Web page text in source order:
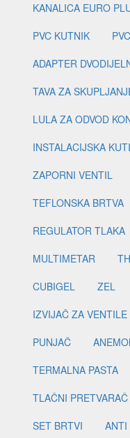
KANALICA EURO
PVC KUTNIK
ADAPTER
TAVA ZA
LULA ZA ODVOD
INSTALACIJSKA
ZAPORNI VENTIL
TEFLONSKA BRTVA
REGULATOR TLAKA
MULTIMETAR
CUBIGEL
ZEL
IZVIJAČ ZA VENTILE
PUNJAČ
TERMALNA PASTA
TLAČNI PRETVARAČ
SET BRTVI
ANTI